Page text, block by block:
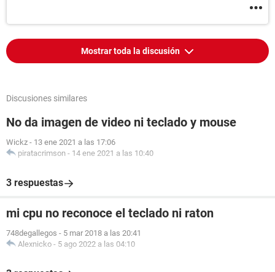
Mostrar toda la discusión
Discusiones similares
No da imagen de video ni teclado y mouse
Wickz - 13 ene 2021 a las 17:06
piratacrimson - 14 ene 2021 a las 10:40
3 respuestas
mi cpu no reconoce el teclado ni raton
748degallegos - 5 mar 2018 a las 20:41
Alexnicko - 5 ago 2022 a las 04:10